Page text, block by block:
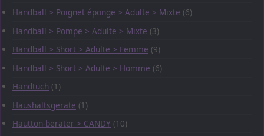
Handball > Poignet éponge > Adulte > Mixte (6)
Handball > Pompe > Adulte > Mixte (3)
Handball > Short > Adulte > Femme (9)
Handball > Short > Adulte > Homme (6)
Handtuch (1)
Haushaltsgeräte (1)
Hautton-berater > CANDY (10)